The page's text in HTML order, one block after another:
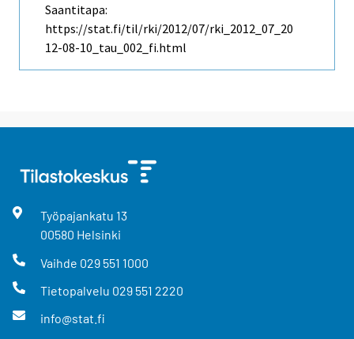
Saantitapa:
https://stat.fi/til/rki/2012/07/rki_2012_07_20
12-08-10_tau_002_fi.html
Työpajankatu 13
00580 Helsinki
Vaihde 029 551 1000
Tietopalvelu 029 551 2220
info@stat.fi